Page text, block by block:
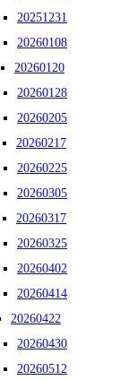
20251231
20260108
20260120
20260128
20260205
20260217
20260225
20260305
20260317
20260325
20260402
20260414
20260422
20260430
20260512